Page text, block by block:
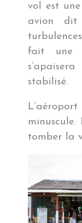
vol est
avion
fait une
stabilisé.
L’aéroport
tomber la